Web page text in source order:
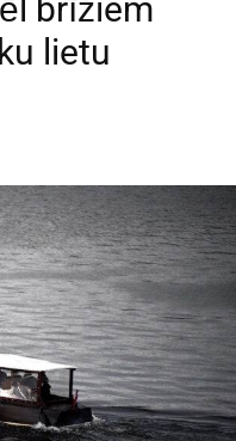
brīžiem
lietu